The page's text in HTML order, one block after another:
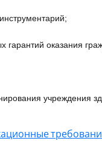
гарантий оказания
учреждения